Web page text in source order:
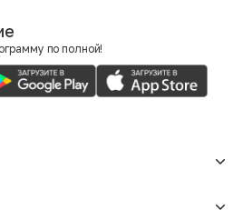
по полной!